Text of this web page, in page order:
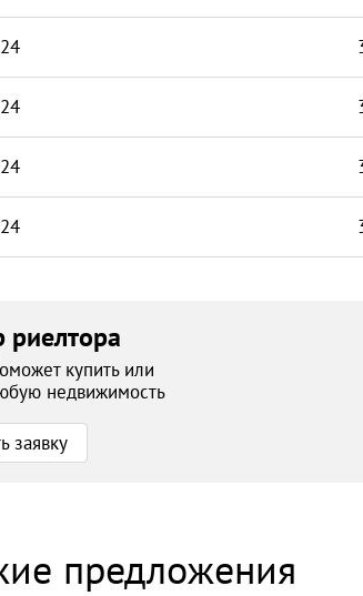
купить или
недвижимость
заявку
предложения